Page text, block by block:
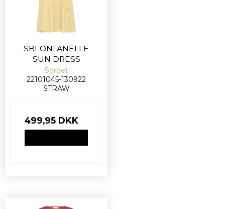
SBFONTANELLE
SUN DRESS
Sorbet
22101045-130922
STRAW
499,95 DKK